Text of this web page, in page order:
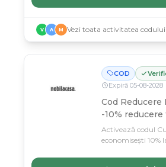
V A M Vezi toata activitatea codului
COD
Expiră 05-08-2028
Cod Reducere
-10% reducere
Activează codul
economisești 10%